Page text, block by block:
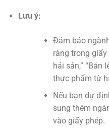
Lưu ý:
Đảm bảo
ràng trong giấy
hải sản,” “Bán
thực phẩm từ
Nếu bạn dự
sung thêm
vào giấy phép.